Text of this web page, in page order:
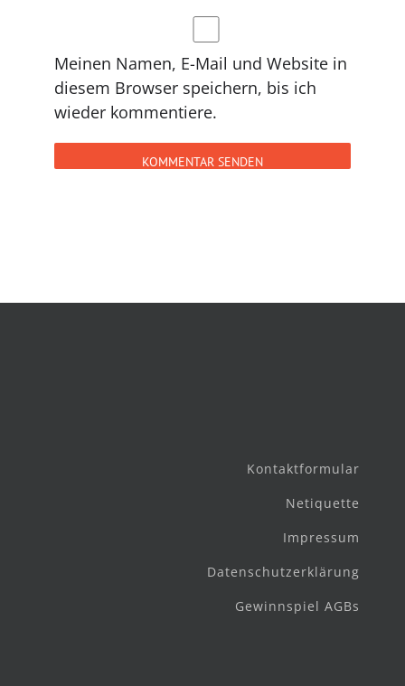
Meinen Namen, E-Mail und Website in
diesem Browser speichern, bis ich
wieder kommentiere.
Kontaktformular
Netiquette
Impressum
Datenschutzerklärung
Gewinnspiel AGBs